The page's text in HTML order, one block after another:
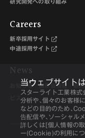
当ウェブサイト
スターライト工業株
分析や､個々のお客様
などの目的のため､
告配信や､ソーシャル
詳しくは[個人情報の
ー(Cookie)の利用につ
研究開発への取り組み
Careers
新卒採用サイト
中途採用サイト
News
お知らせ 展示会情報 新